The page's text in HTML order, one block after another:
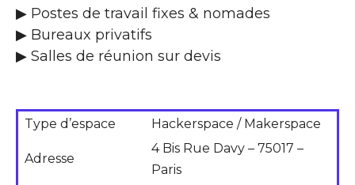
▶ Postes de travail fixes & nomades
▶ Bureaux privatifs
▶ Salles de réunion sur devis
Type d’espace Hackerspace / Makerspace
Adresse
4 Bis Rue Davy – 75017 –
Paris